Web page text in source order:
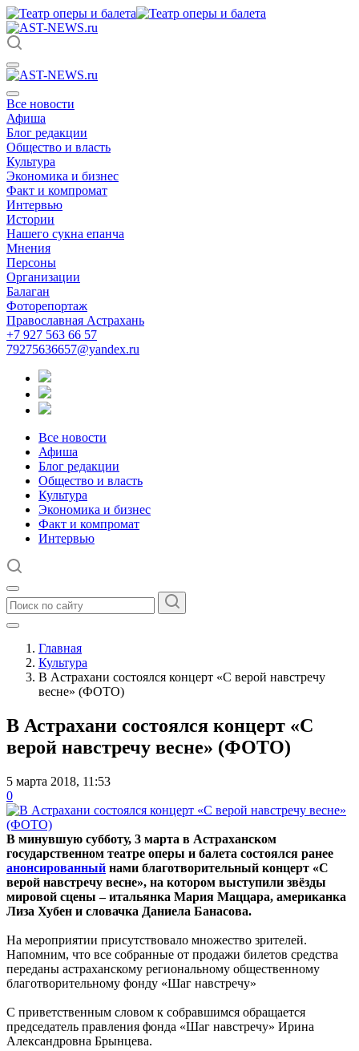
Все новости
Афиша
Блог редакции
Общество и власть
Культура
Экономика и бизнес
Факт и компромат
Интервью
Истории
Нашего сукна епанча
Мнения
Персоны
Организации
Балаган
Фоторепортаж
Православная Астрахань
+7 927 563 66 57
79275636657@yandex.ru
Все новости
Афиша
Блог редакции
Общество и власть
Культура
Экономика и бизнес
Факт и компромат
Интервью
Главная
Культура
В Астрахани состоялся концерт «С верой навстречу
весне» (ФОТО)
В Астрахани состоялся концерт «С
верой навстречу весне» (ФОТО)
5 марта 2018, 11:53
0
В минувшую субботу, 3 марта в Астраханском
государственном театре оперы и балета состоялся ранее
анонсированный нами благотворительный концерт «С
верой навстречу весне», на котором выступили звёзды
мировой сцены – итальянка Мария Маццара, американка
Лиза Хубен и словачка Даниела Банасова.
На мероприятии присутствовало множество зрителей.
Напомним, что все собранные от продажи билетов средства
переданы астраханскому региональному общественному
благотворительному фонду «Шаг навстречу»
С приветственным словом к собравшимся обращается
председатель правления фонда «Шаг навстречу» Ирина
Александровна Брынцева.